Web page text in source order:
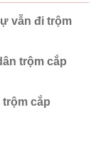
vẫn đi trộm
trộm cắp
cắp